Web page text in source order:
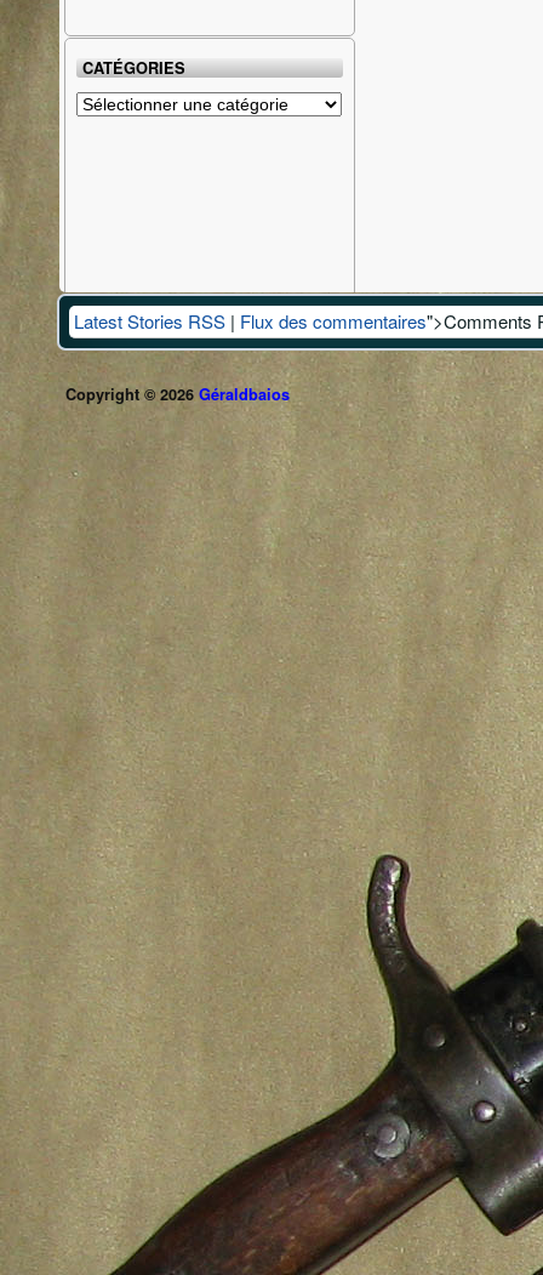
CATÉGORIES
Catégories
Latest Stories RSS | Flux des commentaires">Comments
Copyright © 2026 Géraldbaios